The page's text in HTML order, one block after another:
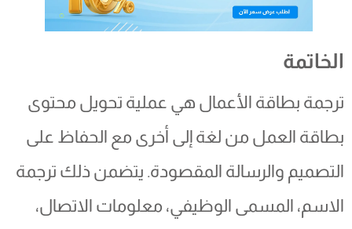
الخاتمة
ترجمة بطاقة الأعمال هي عملية تحويل محتوى
بطاقة العمل من لغة إلى أخرى مع الحفاظ على
التصميم والرسالة المقصودة. يتضمن ذلك ترجمة
الاسم، المسمى الوظيفي، معلومات الاتصال،